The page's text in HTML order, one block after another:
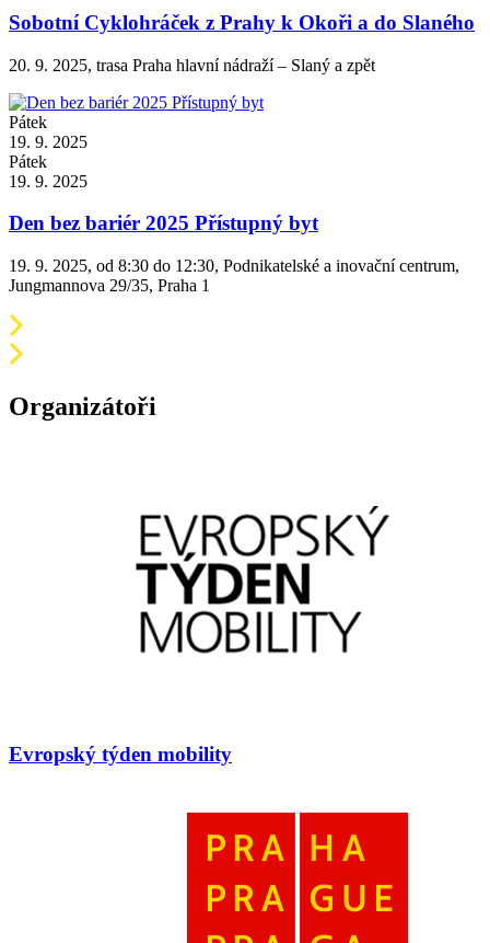
Sobotní Cyklohráček z Prahy k Okoři a do Slaného
20. 9. 2025, trasa Praha hlavní nádraží – Slaný a zpět
Pátek
19. 9. 2025
Pátek
19. 9. 2025
Den bez bariér 2025 Přístupný byt
19. 9. 2025, od 8:30 do 12:30, Podnikatelské a inovační centrum,
Jungmannova 29/35, Praha 1
Organizátoři
Evropský týden mobility